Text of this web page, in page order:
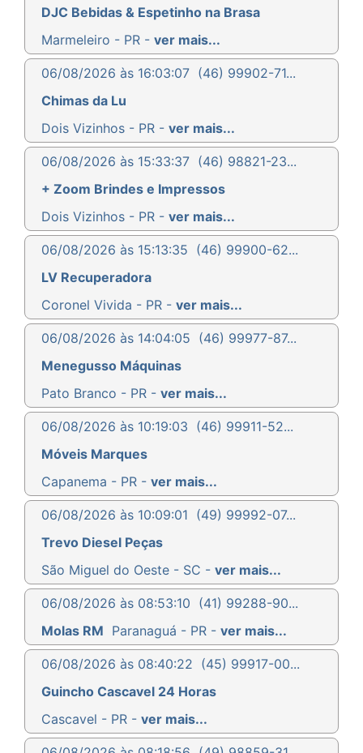
DJC Bebidas & Espetinho na Brasa
Marmeleiro - PR - ver mais...
06/08/2026 às 16:03:07 (46) 99902-71...
Chimas da Lu
Dois Vizinhos - PR - ver mais...
06/08/2026 às 15:33:37 (46) 98821-23...
+ Zoom Brindes e Impressos
Dois Vizinhos - PR - ver mais...
06/08/2026 às 15:13:35 (46) 99900-62...
LV Recuperadora
Coronel Vivida - PR - ver mais...
06/08/2026 às 14:04:05 (46) 99977-87...
Menegusso Máquinas
Pato Branco - PR - ver mais...
06/08/2026 às 10:19:03 (46) 99911-52...
Móveis Marques
Capanema - PR - ver mais...
06/08/2026 às 10:09:01 (49) 99992-07...
Trevo Diesel Peças
São Miguel do Oeste - SC - ver mais...
06/08/2026 às 08:53:10 (41) 99288-90...
Molas RM Paranaguá - PR - ver mais...
06/08/2026 às 08:40:22 (45) 99917-00...
Guincho Cascavel 24 Horas
Cascavel - PR - ver mais...